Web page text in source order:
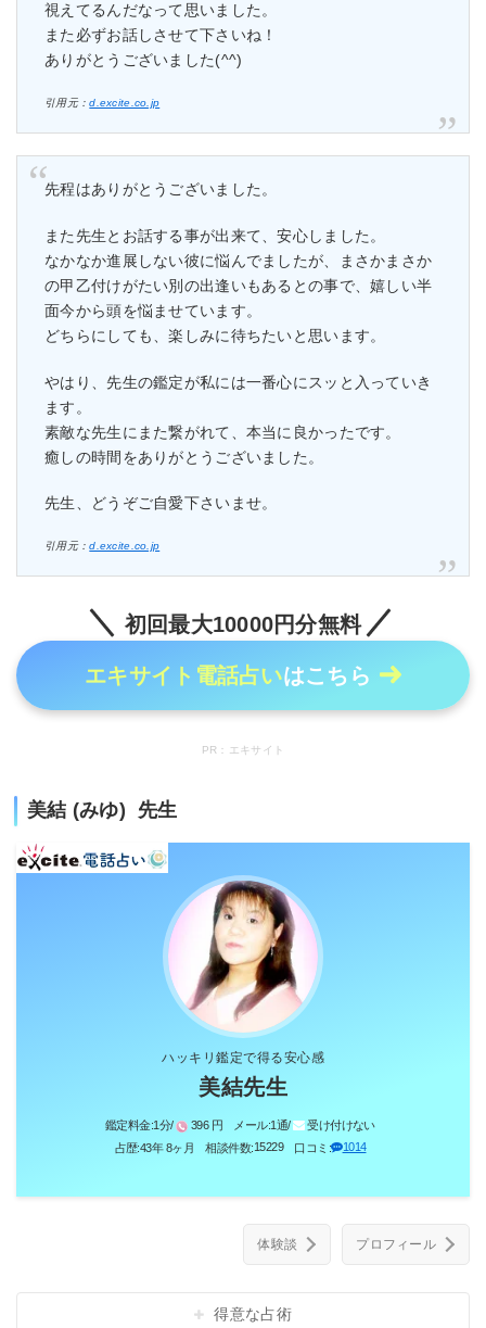
視えてるんだなって思いました。
また必ずお話しさせて下さいね！
ありがとうございました(^^)
引用元：d.excite.co.jp
先程はありがとうございました。
また先生とお話する事が出来て、安心しました。
なかなか進展しない彼に悩んでましたが、まさかまさか
の甲乙付けがたい別の出逢いもあるとの事で、嬉しい半
面今から頭を悩ませています。
どちらにしても、楽しみに待ちたいと思います。
やはり、先生の鑑定が私には一番心にスッと入っていき
ます。
素敵な先生にまた繋がれて、本当に良かったです。
癒しの時間をありがとうございました。
先生、どうぞご自愛下さいませ。
引用元：d.excite.co.jp
初回最大10000円分無料
エキサイト電話占いはこちら
PR：エキサイト
美結 (みゆ) 先生
ハッキリ鑑定で得る安心感
美結先生
鑑定料金:1分/ 396 円 メール:1通/
受け付けない
占歴:43年 8ヶ月 相談件数:15229 口コミ: 1014
体験談 プロフィール
得意な占術